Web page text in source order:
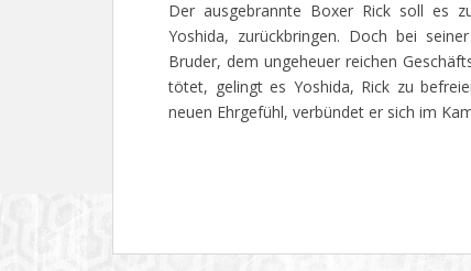
Der ausgebrannte Boxer Rick soll es
Yoshida, zurückbringen. Doch bei
Bruder, dem ungeheuer reichen
tötet, gelingt es Yoshida, Rick zu
neuen Ehrgefühl, verbündet er sich im